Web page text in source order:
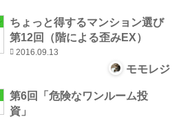
ちょっと得するマンション選び
第12回（階による歪みEX）
2016.09.13
モモレジ
第6回「危険なワンルーム投
資」